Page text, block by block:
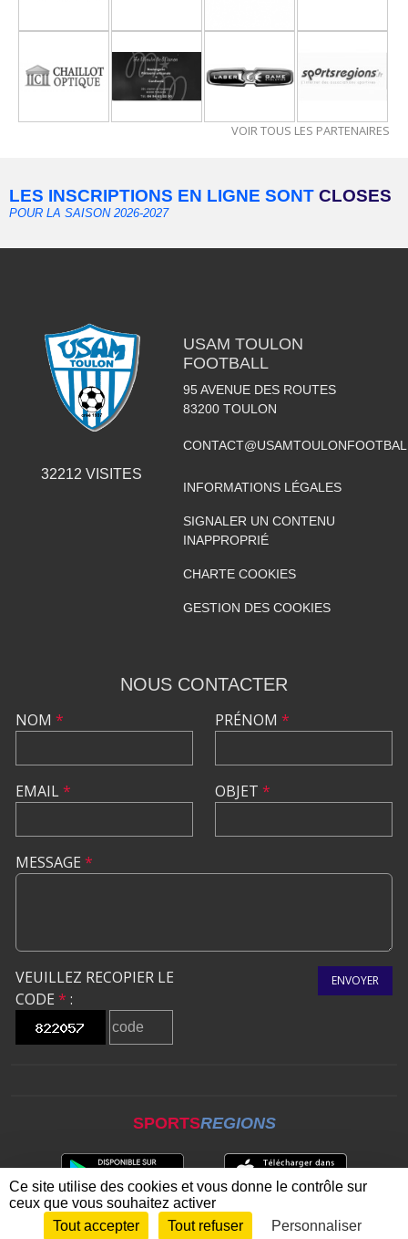
VOIR TOUS LES PARTENAIRES
LES INSCRIPTIONS EN LIGNE SONT CLOSES
POUR LA SAISON 2026-2027
32212 VISITES
USAM TOULON
FOOTBALL
95 AVENUE DES ROUTES
83200 TOULON
INFORMATIONS LÉGALES
SIGNALER UN CONTENU
INAPPROPRIÉ
CHARTE COOKIES
GESTION DES COOKIES
NOUS CONTACTER
NOM *
EMAIL*
PRÉNOM *
OBJET *
MESSAGE *
VEUILLEZ RECOPIER LE
CODE * :
ENVOYER
SPORTSREGIONS
Envie de participer ? CONNEXION
Ce site utilise des cookies et vous donne le contrôle sur
ceux que vous souhaitez activer
Tout accepter
Tout refuser Personnaliser